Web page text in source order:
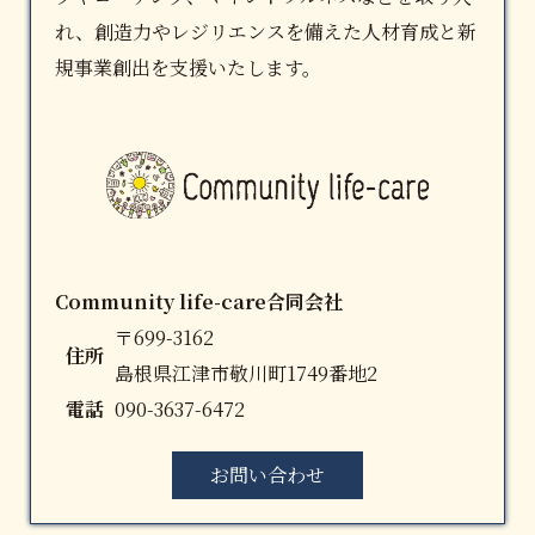
れ、創造力やレジリエンスを備えた人材育成と新
規事業創出を支援いたします。
Community life-care合同会社
住所
〒699-3162
島根県江津市敬川町1749番地2
電話 090-3637-6472
お問い合わせ